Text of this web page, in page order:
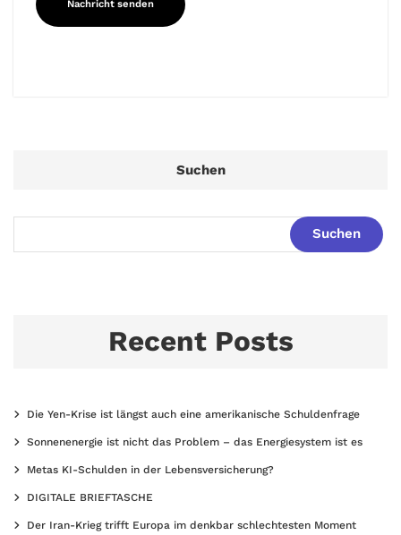
Suchen
Suchen
Recent Posts
Die Yen-Krise ist längst auch eine amerikanische Schuldenfrage
Sonnenenergie ist nicht das Problem – das Energiesystem ist es
Metas KI-Schulden in der Lebensversicherung?
DIGITALE BRIEFTASCHE
Der Iran-Krieg trifft Europa im denkbar schlechtesten Moment